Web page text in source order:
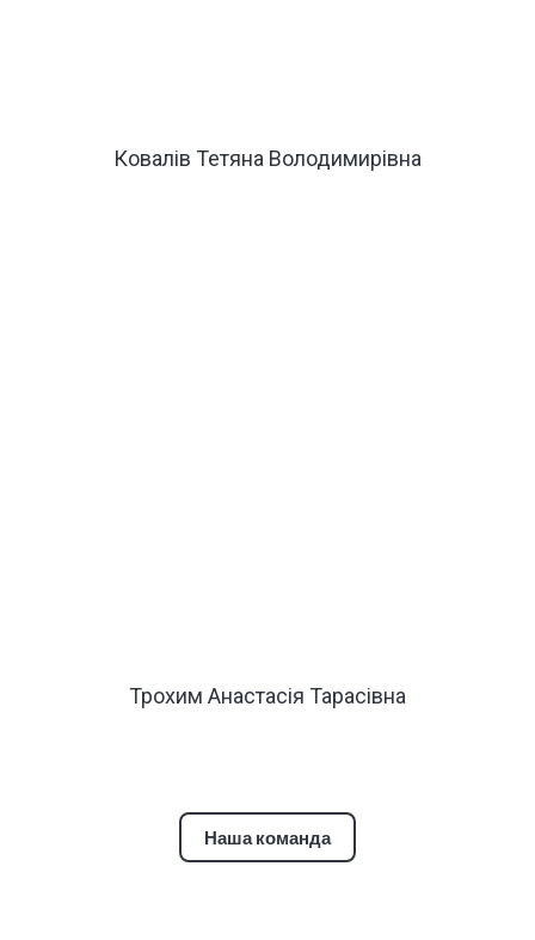
Ковалів Тетяна Володимирівна
Трохим Анастасія Тарасівна
Наша команда